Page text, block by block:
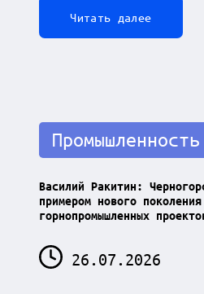
Читать далее
Posted
in
Промышленность
Василий Ракитин:
примером нового
горнопромышленных
26.07.2026